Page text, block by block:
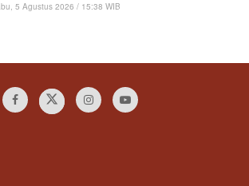
5 Agustus 2026 / 15:38 WIB